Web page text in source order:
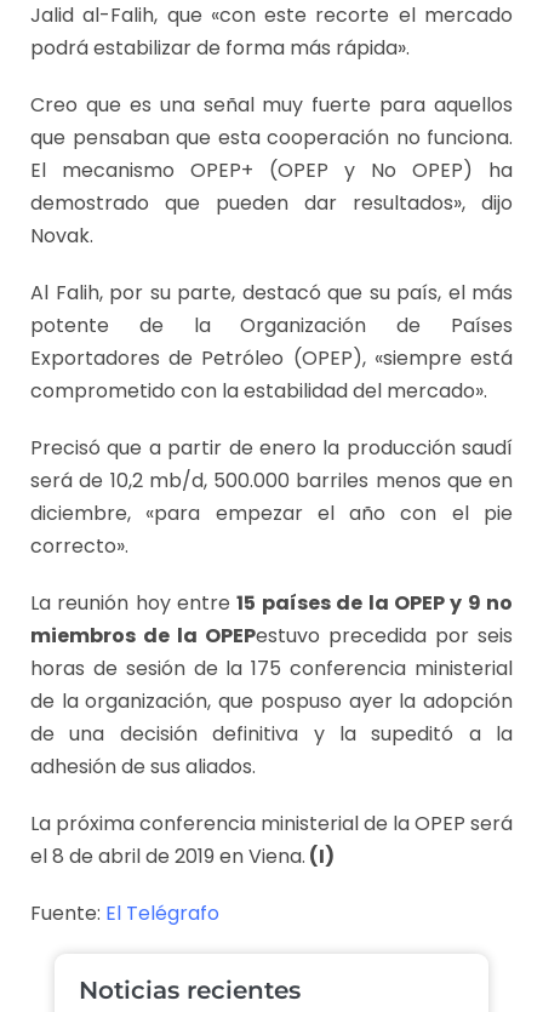
Jalid al-Falih, que «con este recorte el mercado
podrá estabilizar de forma más rápida».
Creo que es una señal muy fuerte para aquellos
que pensaban que esta cooperación no funciona.
El mecanismo OPEP+ (OPEP y No OPEP) ha
demostrado que pueden dar resultados», dijo
Novak.
Al Falih, por su parte, destacó que su país, el más
potente de la Organización de Países
Exportadores de Petróleo (OPEP), «siempre está
comprometido con la estabilidad del mercado».
Precisó que a partir de enero la producción saudí
será de 10,2 mb/d, 500.000 barriles menos que en
diciembre, «para empezar el año con el pie
correcto».
La reunión hoy entre15 países de la OPEP y 9 no
miembros de la OPEPestuvo precedida por seis
horas de sesión de la 175 conferencia ministerial
de la organización, que pospuso ayer la adopción
de una decisión definitiva y la supeditó a la
adhesión de sus aliados.
La próxima conferencia ministerial de la OPEP será
el 8 de abril de 2019 en Viena. (I)
Fuente: El Telégrafo
Noticias recientes